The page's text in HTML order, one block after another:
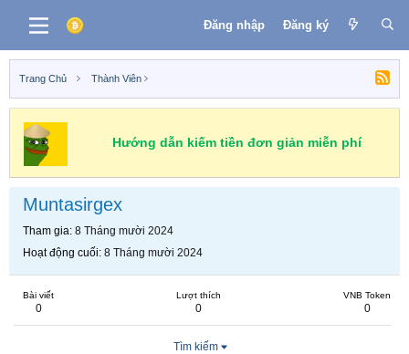
Đăng nhập Đăng ký
Trang Chủ Thành Viên
Hướng dẫn kiếm tiền đơn giản miễn phí
Muntasirgex
Tham gia 8 Tháng mười 2024
Hoạt động cuối 8 Tháng mười 2024
Bài viết
0
Lượt thích
0
VNB Token
0
Tìm kiếm